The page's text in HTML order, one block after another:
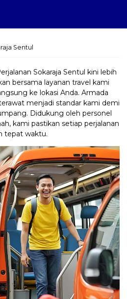
Sentul
Sokaraja Sentul kini lebih
bersama layanan travel kami
ke lokasi Anda. Armada
menjadi standar kami demi
Didukung oleh personel
kami pastikan setiap perjalanan
tepat waktu.